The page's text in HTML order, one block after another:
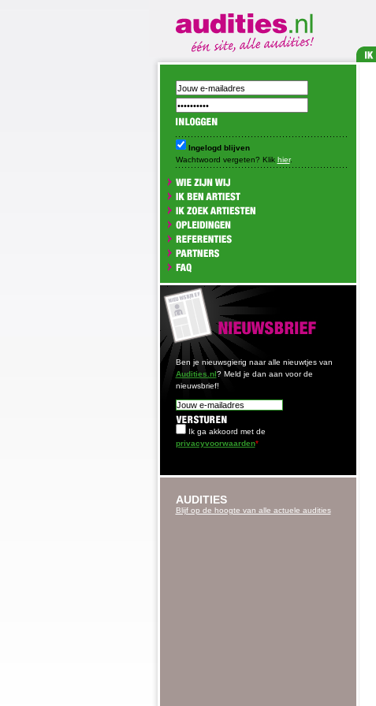
Ingelogd blijven
Wachtwoord vergeten? Klik hier.
Ben je nieuwsgierig naar alle nieuwtjes van
Audities.nl? Meld je dan aan voor de
nieuwsbrief!
Ik ga akkoord met de
privacyvoorwaarden*
AUDITIES
Blijf op de hoogte van alle actuele audities